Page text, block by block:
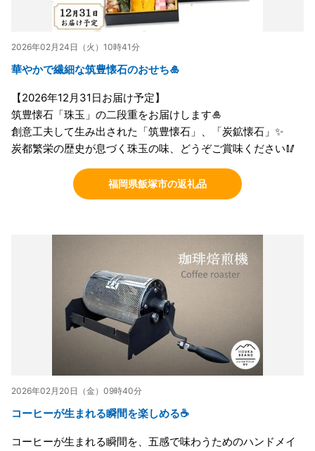
2026年02月24日（火）10時41分
華やかで繊細な筑豊懐石のおせち🎍
【2026年12月31日お届け予定】
筑豊懐石「珠玉」の二段重をお届けします🎍
創意工夫して生み出された「筑豊懐石」、「炭鉱懐石」✨
炭都繁栄の歴史が息づく珠玉の味、どうぞご賞味ください🥢
福岡県飯塚市の返礼品
2026年02月20日（金）09時40分
コーヒーが生まれる瞬間を楽しめる☕
コーヒーが生まれる瞬間を、五感で味わうためのハンドメイ